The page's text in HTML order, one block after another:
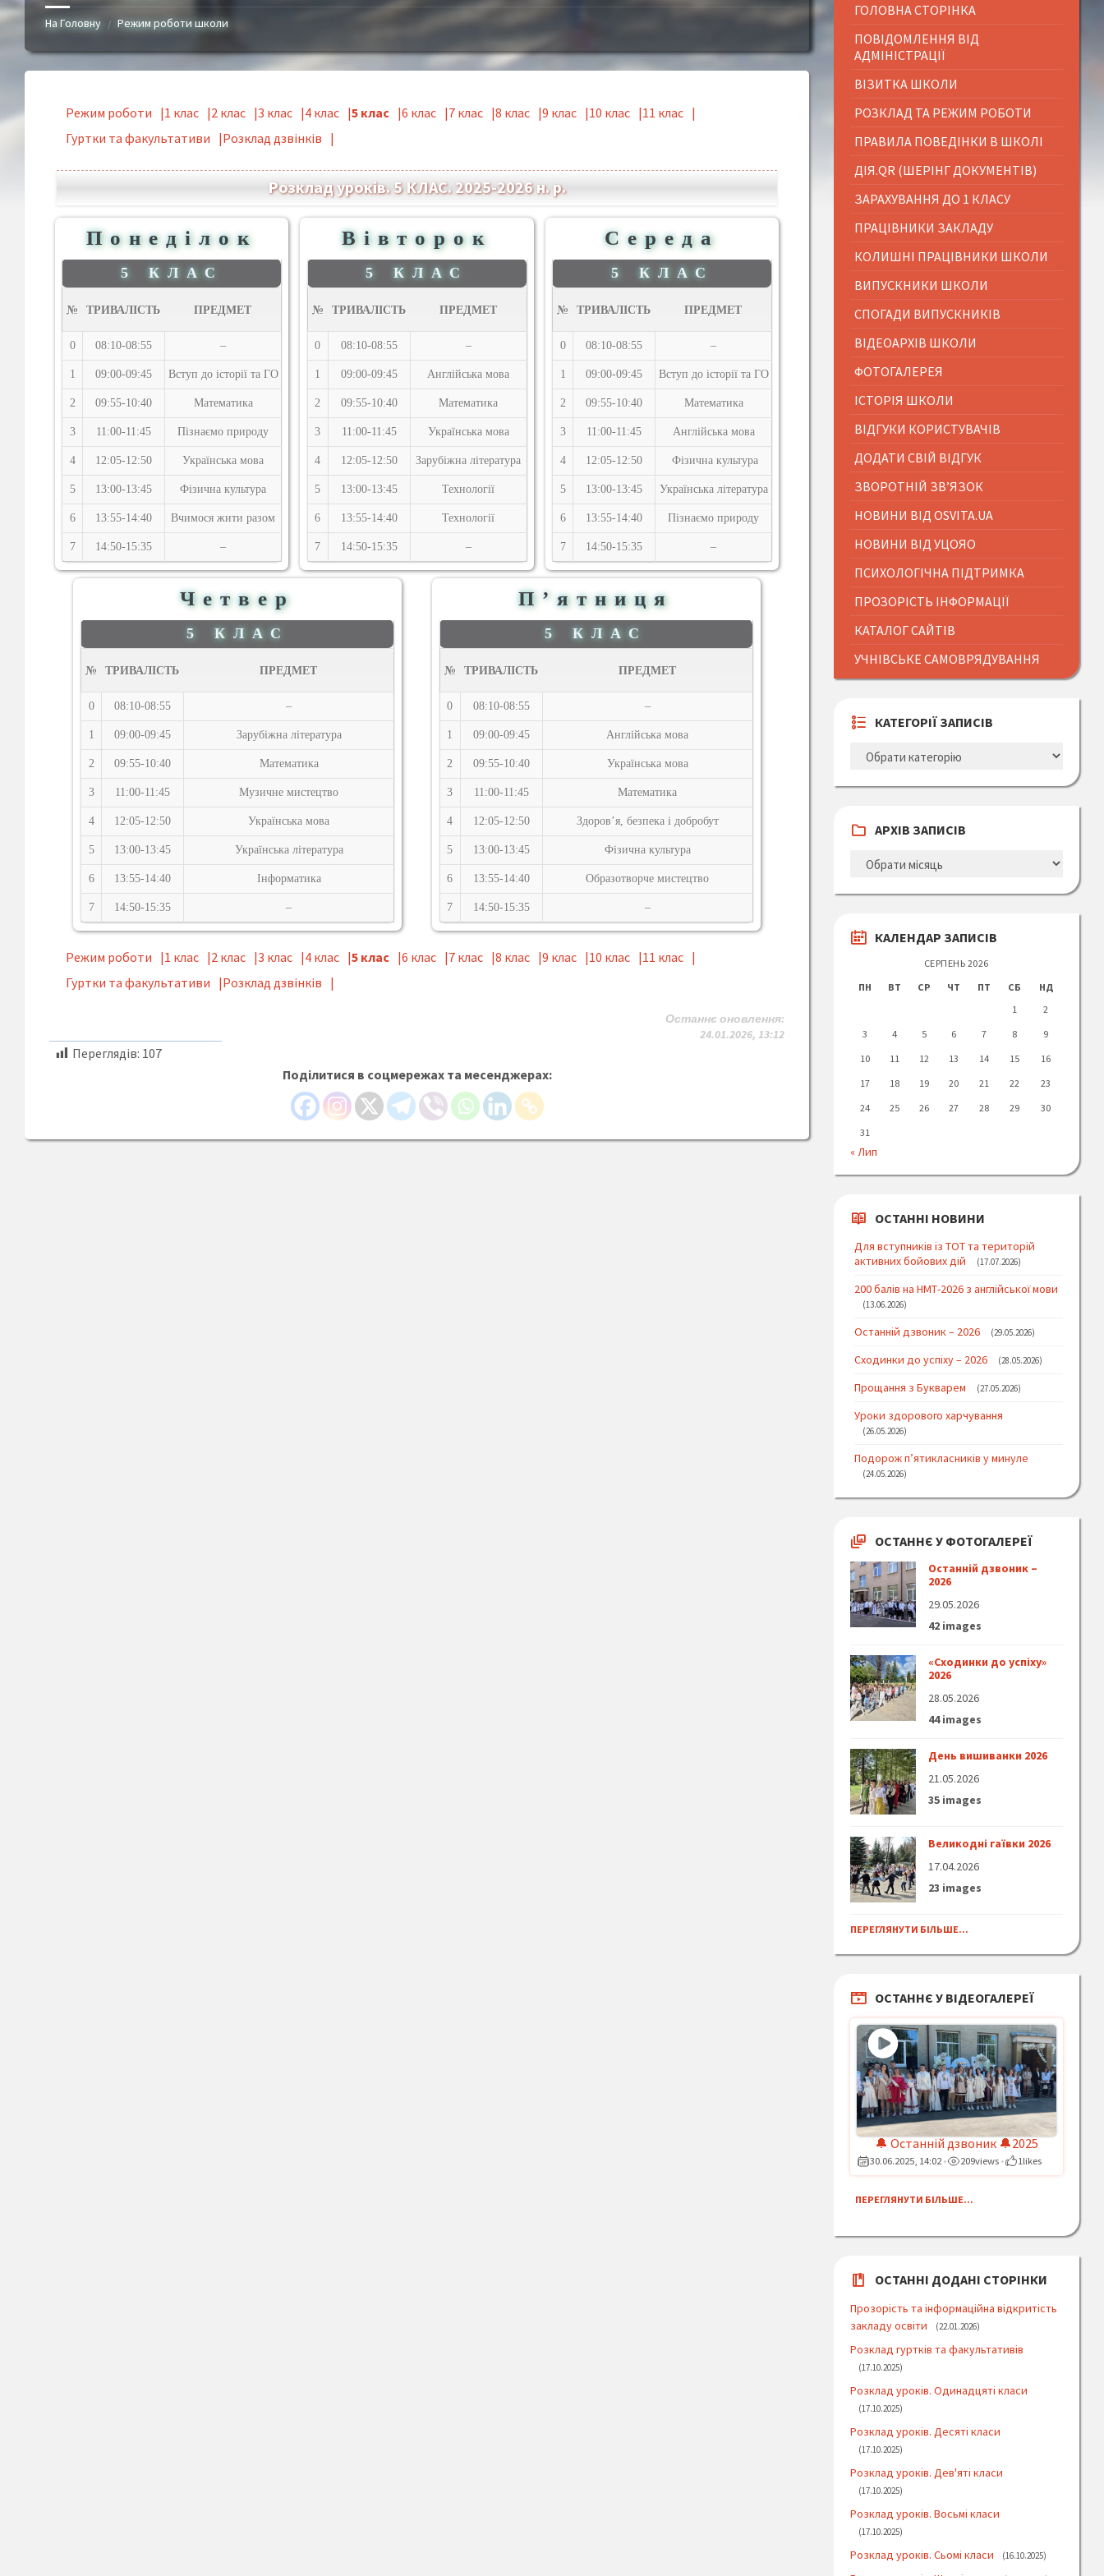
На Головну / Режим роботи школи
Режим роботи 1 клас 2 клас 3 клас 4 клас 5 клас 6 клас 7 клас 8 клас 9 клас 10 клас
11 клас
Гуртки та факультативи
Розклад дзвінків
Розклад уроків. 5 КЛАС. 2025-2026 н. р.
Понеділок
5 КЛАС
№ ТРИВАЛІСТЬ ПРЕДМЕТ
0 08:10-08:55 –
1 09:00-09:45 Вступ до історії та ГО
2 09:55-10:40 Математика
3 11:00-11:45 Пізнаємо природу
4 12:05-12:50 Українська мова
5 13:00-13:45 Фізична культура
6 13:55-14:40 Вчимося жити разом
7 14:50-15:35 –
Вівторок
5 КЛАС
№ ТРИВАЛІСТЬ ПРЕДМЕТ
0 08:10-08:55 –
1 09:00-09:45 Англійська мова
2 09:55-10:40 Математика
3 11:00-11:45 Українська мова
4 12:05-12:50 Зарубіжна література
5 13:00-13:45 Технології
6 13:55-14:40 Технології
7 14:50-15:35 –
Середа
5 КЛАС
№ ТРИВАЛІСТЬ ПРЕДМЕТ
0 08:10-08:55 –
1 09:00-09:45 Вступ до історії та ГО
2 09:55-10:40 Математика
3 11:00-11:45 Англійська мова
4 12:05-12:50 Фізична культура
5 13:00-13:45 Українська література
6 13:55-14:40 Пізнаємо природу
7 14:50-15:35 –
Четвер
5 КЛАС
№ ТРИВАЛІСТЬ ПРЕДМЕТ
0 08:10-08:55 –
1 09:00-09:45 Зарубіжна література
2 09:55-10:40 Математика
3 11:00-11:45 Музичне мистецтво
4 12:05-12:50 Українська мова
5 13:00-13:45 Українська література
6 13:55-14:40 Інформатика
7 14:50-15:35 –
П’ятниця
5 КЛАС
№ ТРИВАЛІСТЬ ПРЕДМЕТ
0 08:10-08:55 –
1 09:00-09:45 Англійська мова
2 09:55-10:40 Українська мова
3 11:00-11:45 Математика
4 12:05-12:50 Здоров’я, безпека і добробут
5 13:00-13:45 Фізична культура
6 13:55-14:40 Образотворче мистецтво
7 14:50-15:35 –
Режим роботи 1 клас 2 клас 3 клас 4 клас 5 клас 6 клас 7 клас 8 клас 9 клас 10 клас
11 клас
Гуртки та факультативи
Розклад дзвінків
Останнє оновлення:
24.01.2026, 13:12
Переглядів: 107
Поділитися в соцмережах та месенджерах:
ГОЛОВНА СТОРІНКА
ПОВІДОМЛЕННЯ ВІД
АДМІНІСТРАЦІЇ
ВІЗИТКА ШКОЛИ
РОЗКЛАД ТА РЕЖИМ РОБОТИ
ПРАВИЛА ПОВЕДІНКИ В ШКОЛІ
ДІЯ.QR (ШЕРІНГ ДОКУМЕНТІВ)
ЗАРАХУВАННЯ ДО 1 КЛАСУ
ПРАЦІВНИКИ ЗАКЛАДУ
КОЛИШНІ ПРАЦІВНИКИ ШКОЛИ
ВИПУСКНИКИ ШКОЛИ
СПОГАДИ ВИПУСКНИКІВ
ВІДЕОАРХІВ ШКОЛИ
ФОТОГАЛЕРЕЯ
ІСТОРІЯ ШКОЛИ
ВІДГУКИ КОРИСТУВАЧІВ
ДОДАТИ СВІЙ ВІДГУК
ЗВОРОТНІЙ ЗВ’ЯЗОК
НОВИНИ ВІД OSVITA.UA
НОВИНИ ВІД УЦОЯО
ПСИХОЛОГІЧНА ПІДТРИМКА
ПРОЗОРІСТЬ ІНФОРМАЦІЇ
КАТАЛОГ САЙТІВ
УЧНІВСЬКЕ САМОВРЯДУВАННЯ
КАТЕГОРІЇ ЗАПИСІВ
ЗАПИСІВ
АРХІВ ЗАПИСІВ
ЗАПИСІВ
КАЛЕНДАР ЗАПИСІВ
СЕРПЕНЬ 2026
ПН
ВТ СР ЧТ ПТ СБ
НД
1
2
3
4 5 6 7 8
9
10
11 12 13 14 15
16
17
18 19 20 21 22
23
24
25 26 27 28 29
30
31
« Лип
ОСТАННІ НОВИНИ
Для вступників із ТОТ та територій
активних бойових дій
17.07.2026
200 балів на НМТ-2026 з англійської мови
13.06.2026
Останній дзвоник – 2026 29.05.2026
Сходинки до успіху – 2026 28.05.2026
Прощання з Букварем 27.05.2026
Уроки здорового харчування
26.05.2026
Подорож п’ятикласників у минуле
24.05.2026
ОСТАННЄ У ФОТОГАЛЕРЕЇ
Останній дзвоник –
2026
29.05.2026
42 images
«Сходинки до успіху»
2026
28.05.2026
44 images
День вишиванки 2026
21.05.2026
35 images
Великодні гаївки 2026
17.04.2026
23 images
ПЕРЕГЛЯНУТИ БІЛЬШЕ...
ОСТАННЄ У ВІДЕОГАЛЕРЕЇ
🔔 Останній дзвоник 🔔2025
30.06.2025, 14:02• 209views • 1likes
ПЕРЕГЛЯНУТИ БІЛЬШЕ...
ОСТАННІ ДОДАНІ СТОРІНКИ
Прозорість та інформаційна відкритість
закладу освіти
22.01.2026
Розклад гуртків та факультативів
17.10.2025
Розклад уроків. Одинадцяті класи
17.10.2025
Розклад уроків. Десяті класи
17.10.2025
Розклад уроків. Дев'яті класи
17.10.2025
Розклад уроків. Восьмі класи
17.10.2025
Розклад уроків. Сьомі класи 16.10.2025